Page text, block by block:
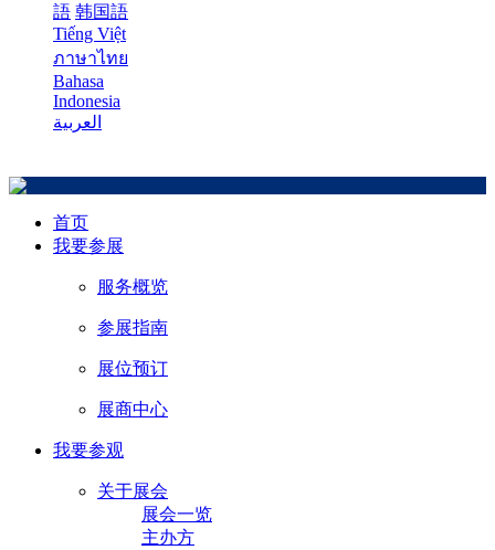
語 韩国語
Tiếng Việt
ภาษาไทย
Bahasa
Indonesia
العربية
首页
我要参展
服务概览
参展指南
展位预订
展商中心
我要参观
关于展会
展会一览
主办方